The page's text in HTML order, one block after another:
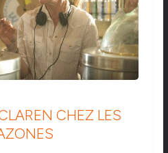
CHEZ LES